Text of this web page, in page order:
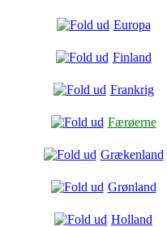
Europa
Finland
Frankrig
Færøerne
Grækenland
Grønland
Holland